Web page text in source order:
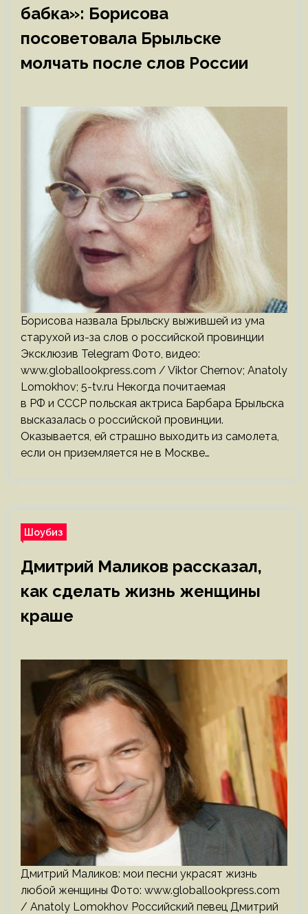
бабка»: Борисова
посоветовала Брыльске
молчать после слов России
Борисова назвала Брыльску выжившей из ума
старухой из-за слов о российской провинции
Эксклюзив Telegram Фото, видео:
www.globallookpress.com / Viktor Chernov; Anatoly
Lomokhov; 5-tv.ru Некогда почитаемая
в РФ и СССР польская актриса Барбара Брыльска
высказалась о российской провинции.
Оказывается, ей страшно выходить из самолета,
если он приземляется не в Москве…
Шоубиз
Дмитрий Маликов рассказал,
как сделать жизнь женщины
краше
Дмитрий Маликов: мои песни украсят жизнь
любой женщины Фото: www.globallookpress.com
/ Anatoly Lomokhov Российский певец Дмитрий